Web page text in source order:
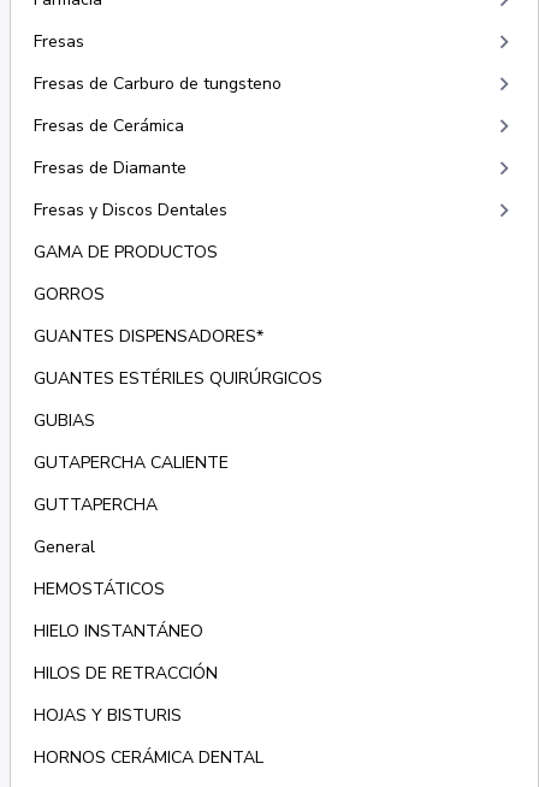
Fresas keyboard_arrow_right
Fresas de Carburo de tungsteno keyboard_arrow_right
Fresas de Cerámica keyboard_arrow_right
Fresas de Diamante keyboard_arrow_right
Fresas y Discos Dentales keyboard_arrow_right
GAMA DE PRODUCTOS
GORROS
GUANTES DISPENSADORES*
GUANTES ESTÉRILES QUIRÚRGICOS
GUBIAS
GUTAPERCHA CALIENTE
GUTTAPERCHA
General
HEMOSTÁTICOS
HIELO INSTANTÁNEO
HILOS DE RETRACCIÓN
HOJAS Y BISTURIS
HORNOS CERÁMICA DENTAL